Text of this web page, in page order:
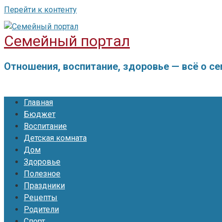
Перейти к контенту
Семейный портал
Отношения, воспитание, здоровье — всё о
Главная
Бюджет
Воспитание
Детская комната
Дом
Здоровье
Полезное
Праздники
Рецепты
Родители